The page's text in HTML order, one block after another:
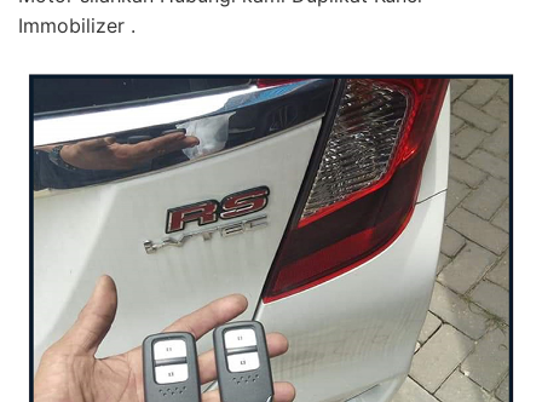
Immobilizer .